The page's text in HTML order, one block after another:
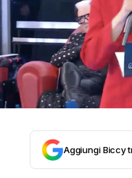
Aggiungi Biccy